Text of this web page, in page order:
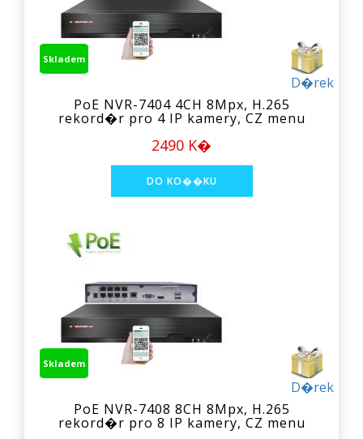
D�rek
Skladem
PoE NVR-7404 4CH 8Mpx, H.265
rekord�r pro 4 IP kamery, CZ menu
2490 K�
D�rek
Skladem
PoE NVR-7408 8CH 8Mpx, H.265
rekord�r pro 8 IP kamery, CZ menu